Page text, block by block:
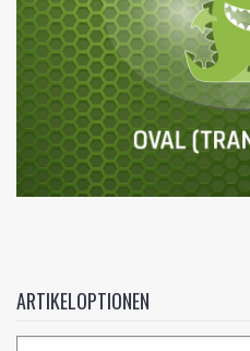
ARTIKELOPTIONEN